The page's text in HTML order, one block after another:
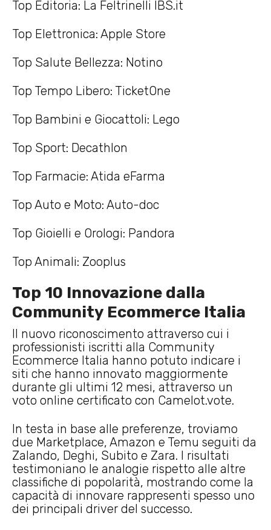
Top Editoria: La Feltrinelli IBS.it
Top Elettronica: Apple Store
Top Salute Bellezza: Notino
Top Tempo Libero: TicketOne
Top Bambini e Giocattoli: Lego
Top Sport: Decathlon
Top Farmacie: Atida eFarma
Top Auto e Moto: Auto-doc
Top Gioielli e Orologi: Pandora
Top Animali: Zooplus
Top 10 Innovazione dalla
Community Ecommerce Italia
Il nuovo riconoscimento attraverso cui i
professionisti iscritti alla Community
Ecommerce Italia hanno potuto indicare i
siti che hanno innovato maggiormente
durante gli ultimi 12 mesi, attraverso un
voto online certificato con Camelot.vote.
In testa in base alle preferenze, troviamo
due Marketplace, Amazon e Temu seguiti da
Zalando, Deghi, Subito e Zara. I risultati
testimoniano le analogie rispetto alle altre
classifiche di popolarità, mostrando come la
capacità di innovare rappresenti spesso uno
dei principali driver del successo.